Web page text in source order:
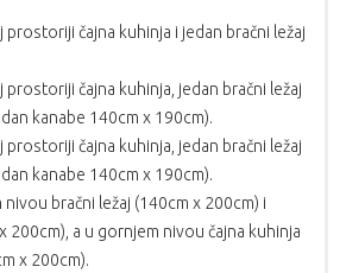
čajna kuhinja i jedan bračni ležaj
čajna kuhinja, jedan bračni ležaj
kanabe 140cm x 190cm).
čajna kuhinja, jedan bračni ležaj
kanabe 140cm x 190cm).
bračni ležaj (140cm x 200cm) i
200cm), a u gornjem nivou čajna kuhinja
x 200cm).